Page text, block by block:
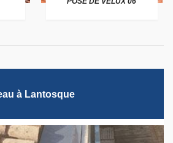
à Lantosque